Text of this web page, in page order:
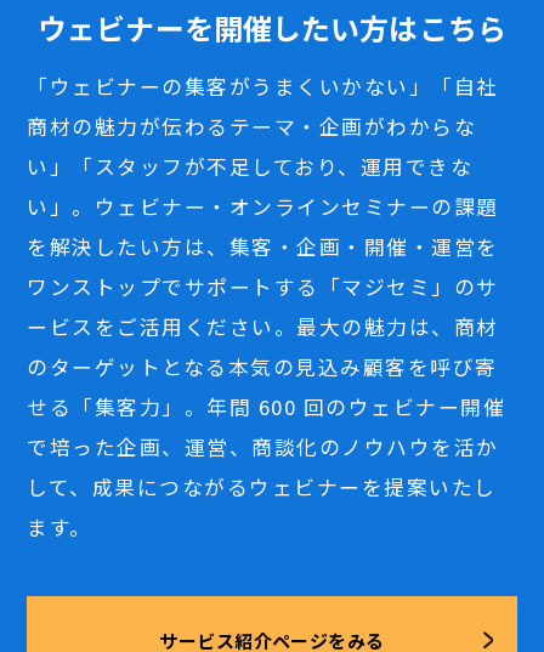
ウェビナーを開催したい方はこちら
「ウェビナーの集客がうまくいかない」「自社
商材の魅力が伝わるテーマ・企画がわからな
い」「スタッフが不足しており、運用できな
い」。ウェビナー・オンラインセミナーの課題
を解決したい方は、集客・企画・開催・運営を
ワンストップでサポートする「マジセミ」のサ
ービスをご活用ください。最大の魅力は、商材
のターゲットとなる本気の見込み顧客を呼び寄
せる「集客力」。年間 600 回のウェビナー開催
で培った企画、運営、商談化のノウハウを活か
して、成果につながるウェビナーを提案いたし
ます。
サービス紹介ページをみる